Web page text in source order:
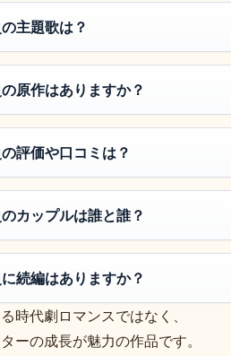
主題歌は？
原作はありますか？
評価や口コミは？
カップルは誰と誰？
続編はありますか？
時代劇ロマンスではなく、
ーの成長が魅力の作品です。